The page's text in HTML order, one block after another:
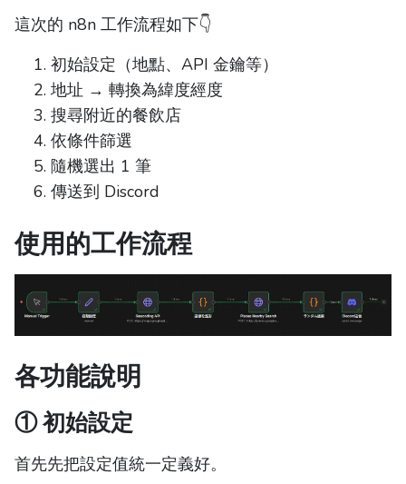
這次的 n8n 工作流程如下👇
初始設定（地點、API 金鑰等）
地址 → 轉換為緯度經度
搜尋附近的餐飲店
依條件篩選
隨機選出 1 筆
傳送到 Discord
使用的工作流程
各功能說明
① 初始設定
首先先把設定值統一定義好。